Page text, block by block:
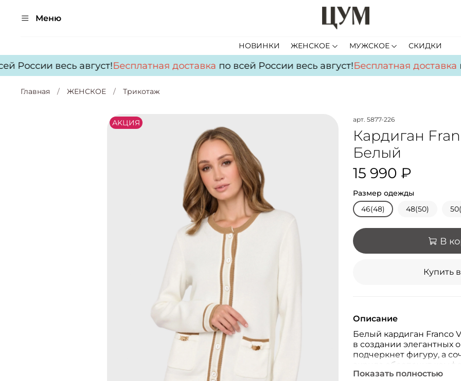
Меню
НОВИНКИ ЖЕНСКОЕ МУЖСКОЕ СКИДКИ
России весь август!Бесплатная доставкапо всей России весь август!Бесплатная доставка
Главная ЖЕНСКОЕ Трикотаж
АKЦИЯ арт. 5877-226
Кардиган
Белый
15 990 ₽
Размер одежды
46(48)
48(50)
В
Купить
Описание
Белый кардиган Franco
в создании элегантных
подчеркнет фигуру, а
акрила обеспечит
погоду.
Показать полностью